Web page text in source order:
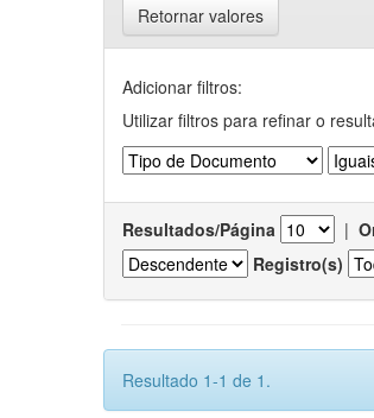
Retornar valores
Adicionar filtros:
Utilizar filtros para refinar o
Resultados/Página |
Registro(s)
Resultado 1-1 de 1.